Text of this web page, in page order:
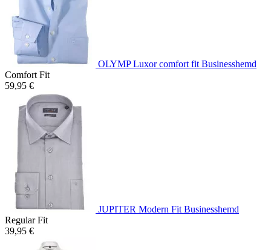
OLYMP Luxor comfort fit Businesshemd
Comfort Fit
59,95 €
JUPITER Modern Fit Businesshemd
Regular Fit
39,95 €